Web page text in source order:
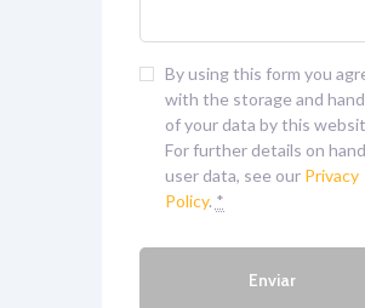
By using this form you
with the storage and
of your data by this
For further details on
user data, see our Privacy
Policy. *